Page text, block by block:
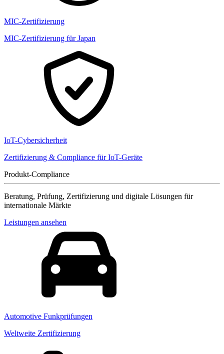
MIC-Zertifizierung
MIC-Zertifizierung für Japan
IoT-Cybersicherheit
Zertifizierung & Compliance für IoT-Geräte
Produkt-Compliance
Beratung, Prüfung, Zertifizierung und digitale Lösungen für
internationale Märkte
Leistungen ansehen
Automotive Funkprüfungen
Weltweite Zertifizierung